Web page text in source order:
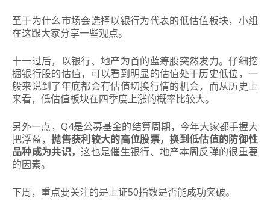
至于为什么市场会选择以银行为代表的低估值板块，小组
在这跟大家分享一些观点。
十一过后，以银行、地产为首的蓝筹股突然发力。仔细挖
掘银行股的估值，可以看到明显的估值处于历史低位，一
般来说到了年底都会有估值切换行情的机会，而从历史上
来看，低估值板块在四季度上涨的概率比较大。
另外一点，Q4是公募基金的结算周期，今年大家都手握大
把浮盈，抛售获利较大的高位股票，换到低估值的防御性
品种成为共识，这也是催生银行、地产本周反弹的很重要
的因素。
下周，重点要关注的是上证50指数是否能成功突破。